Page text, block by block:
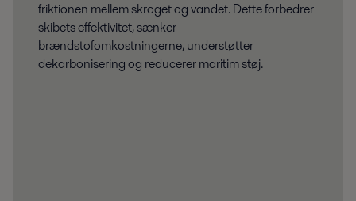
friktionen mellem skroget og vandet. Dette forbedrer
skibets effektivitet, sænker
brændstofomkostningerne, understøtter
dekarbonisering og reducerer maritim støj.